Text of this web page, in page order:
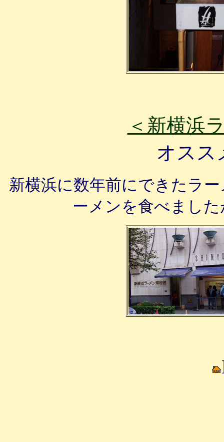
＜新横浜
オス
新横浜に数年前にできたラ
ーメンを食べまし